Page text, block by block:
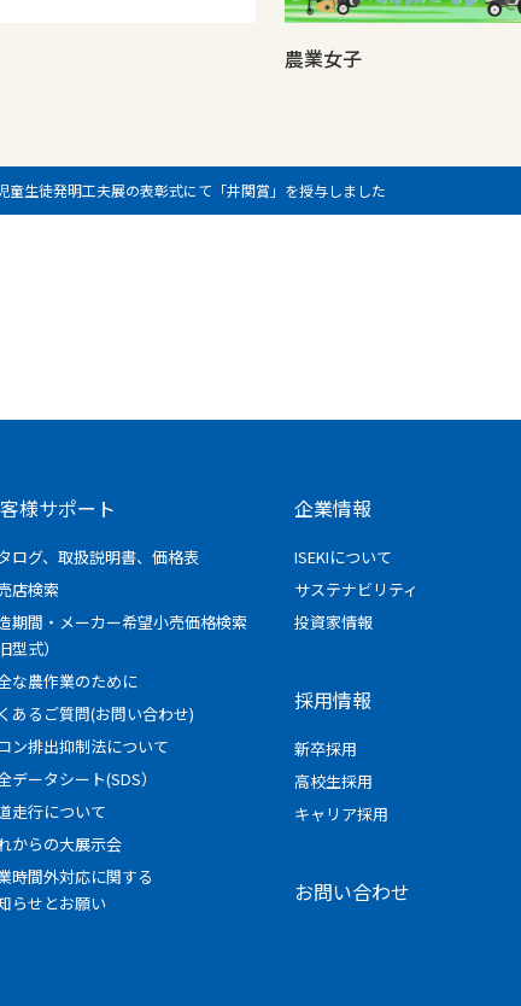
農業女子
童生徒発明工夫展の表彰式にて「井関賞」を授与しました
様サポート
ログ、取扱説明書、価格表
店検索
期間・メーカー希望小売価格検索
型式）
な農作業のために
あるご質問(お問い合わせ)
ン排出抑制法について
データシート(SDS）
走行について
からの大展示会
時間外対応に関する
らせとお願い
企業情報
ISEKIについて
サステナビリティ
投資家情報
採用情報
新卒採用
高校生採用
キャリア採用
お問い合わせ